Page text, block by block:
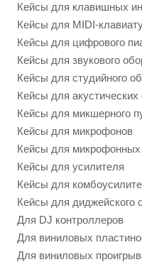
Кейсы для клавишных
Кейсы для MIDI-
Кейсы для цифрового
Кейсы для звукового
Кейсы для студийного
Кейсы для акустических
Кейсы для микшерного
Кейсы для микрофонов
Кейсы для микрофонных
Кейсы для усилителя
Кейсы для
Кейсы для диджейского
Для DJ контроллеров
Для виниловых
Для виниловых